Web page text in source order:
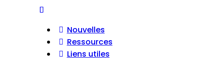
Nouvelles
Ressources
Liens utiles